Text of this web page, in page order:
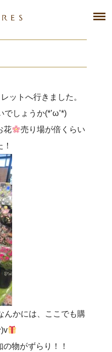
ットへ行きました。
しょうか(*’ω’*)
花
売り場が倍くらい
んかには、ここでも購
物がずらり！！